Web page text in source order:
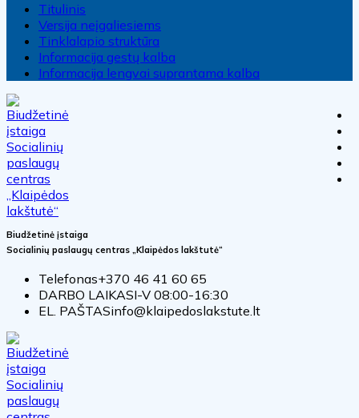
Titulinis
Versija neįgaliesiems
Tinklalapio struktūra
Informacija gestų kalba
Informacija lengvai suprantama kalba
Biudžetinė įstaiga
Socialinių paslaugų centras „Klaipėdos lakštutė“
Telefonas+370 46 41 60 65
DARBO LAIKASI-V 08:00-16:30
EL. PAŠTASinfo@klaipedoslakstute.lt